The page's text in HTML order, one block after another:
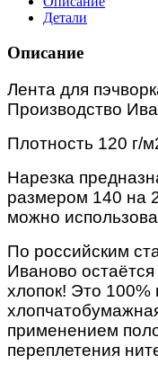
Детали
Описание
Лента для
Производство
Плотность 120 г/
Нарезка
размером 140 на
можно
По российским
Иваново
хлопок! Это 100%
применением
переплетения